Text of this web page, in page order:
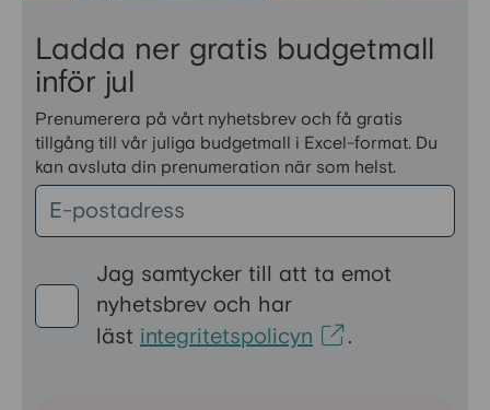
Ladda ner gratis budgetmall
inför jul
Prenumerera på vårt nyhetsbrev och få gratis
tillgång till vår juliga budgetmall i Excel-format. Du
kan avsluta din prenumeration när som helst.
Jag samtycker till att ta emot
nyhetsbrev och har
läst integritetspolicyn .